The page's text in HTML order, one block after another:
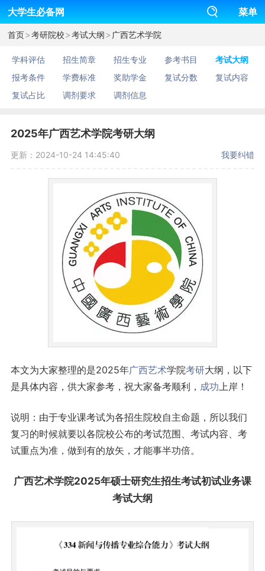
大学生必备网 菜单
首页>考研院校>考试大纲> 广西艺术学院
学科评估 招生简章 招生专业 参考书目
考试大纲
报考条件
学费标准 奖助学金 复试分数
复试内容
复试占比
调剂要求 调剂信息
2025年广西艺术学院考研大纲
更新：2024-10-24 14:45:40 我要纠错
本文为大家整理的是2025年广西艺术学院考研大纲，以下
是具体内容，供大家参考，祝大家备考顺利， 成功上岸！
说明：由于专业课考试为各招生院校自主命题，所以我们
复习的时候就要以各院校公布的考试范围、考试内容、考
试重点为准，做到有的放矢，才能事半功倍。
广西艺术学院2025年硕士研究生招生考试初试业务课
考试大纲